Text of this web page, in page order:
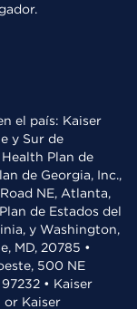
el país: Kaiser
y Sur de
Plan de
de Georgia, Inc.,
NE, Atlanta,
de Estados del
y Washington,
MD, 20785 •
500 NE
• Kaiser
or Kaiser